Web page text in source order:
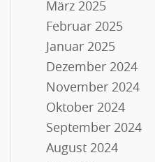
März 2025
Februar 2025
Januar 2025
Dezember 2024
November 2024
Oktober 2024
September 2024
August 2024